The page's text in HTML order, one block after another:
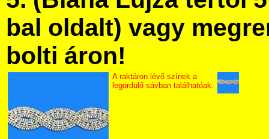
bal oldalt) vagy
bolti áron!
A raktáron lévő színek a
legördülő sávban találhatóak.